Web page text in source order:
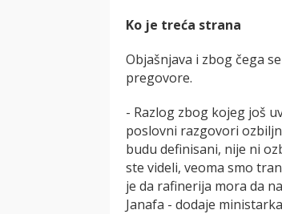
Ko je treća strana
Objašnjava i zbog čega
pregovore.
- Razlog zbog kojeg još
poslovni razgovori
budu definisani, nije ni
ste videli, veoma smo
je da rafinerija mora da
Janafa - dodaje